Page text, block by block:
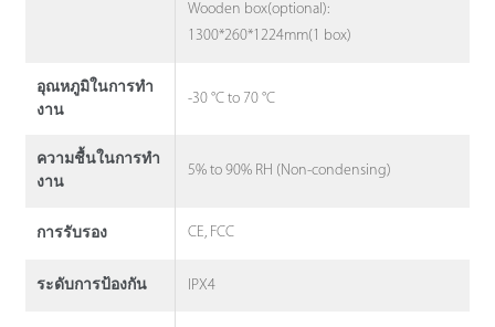
Wooden box(optional):
1300*260*1224mm(1 box)
อุณหภูมิในการทํา
งาน
-30 °C to 70 °C
ความชื้นในการทํา
งาน
5% to 90% RH (Non-condensing)
การรับรอง CE, FCC
ระดับการป้องกัน IPX4